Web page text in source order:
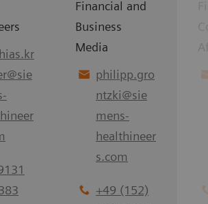
@sie
Financial and
Business
Media
philipp.gro
ntzki@sie
mens-
healthineer
s.com
+49 (152)